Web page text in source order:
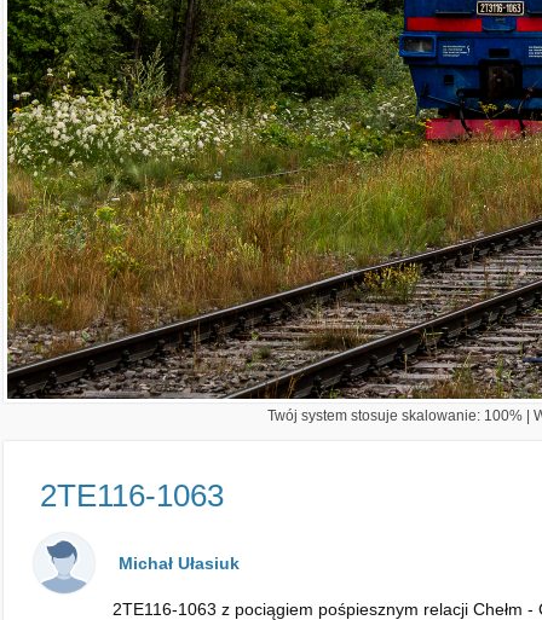
Twój system stosuje skalowanie: 100% |
2TE116-1063
Michał Ułasiuk
2TE116-1063 z pociągiem pośpiesznym relacji Chełm